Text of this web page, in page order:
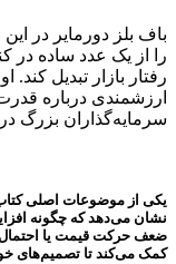
باف بلز دورمایر در
را از یک عدد ساده در
رفتار بازار تبدیل
ارزشمندی درباره
سرمایه‌گذاران بزرگ در
یکی از موضوعات اصلی
نشان می‌دهد که چگونه
ضعف حرکت قیمت یا احتمال
کمک می‌کند تا تصمیم‌های